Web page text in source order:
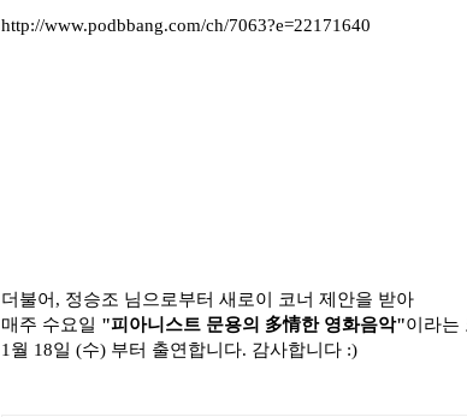
http://www.podbbang.com/ch/7063?e=22171640
더불어, 정승조 님으로부터 새로이
코너 제안을 받아
매주 수요일 "피아니스트 문용의 多情한 영화음악"이라는
1월 18일 (수) 부터 출연합니다. 감사합니다 :)